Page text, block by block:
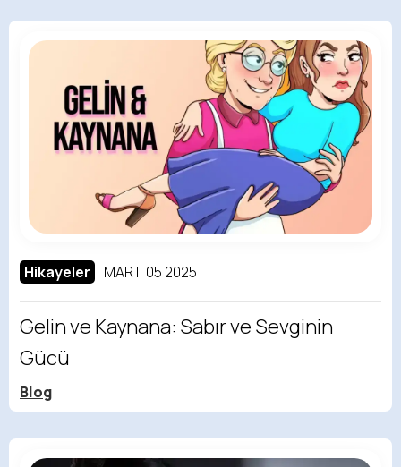
Hikayeler MART, 05 2025
Gelin ve Kaynana: Sabır ve Sevginin
Gücü
Blog